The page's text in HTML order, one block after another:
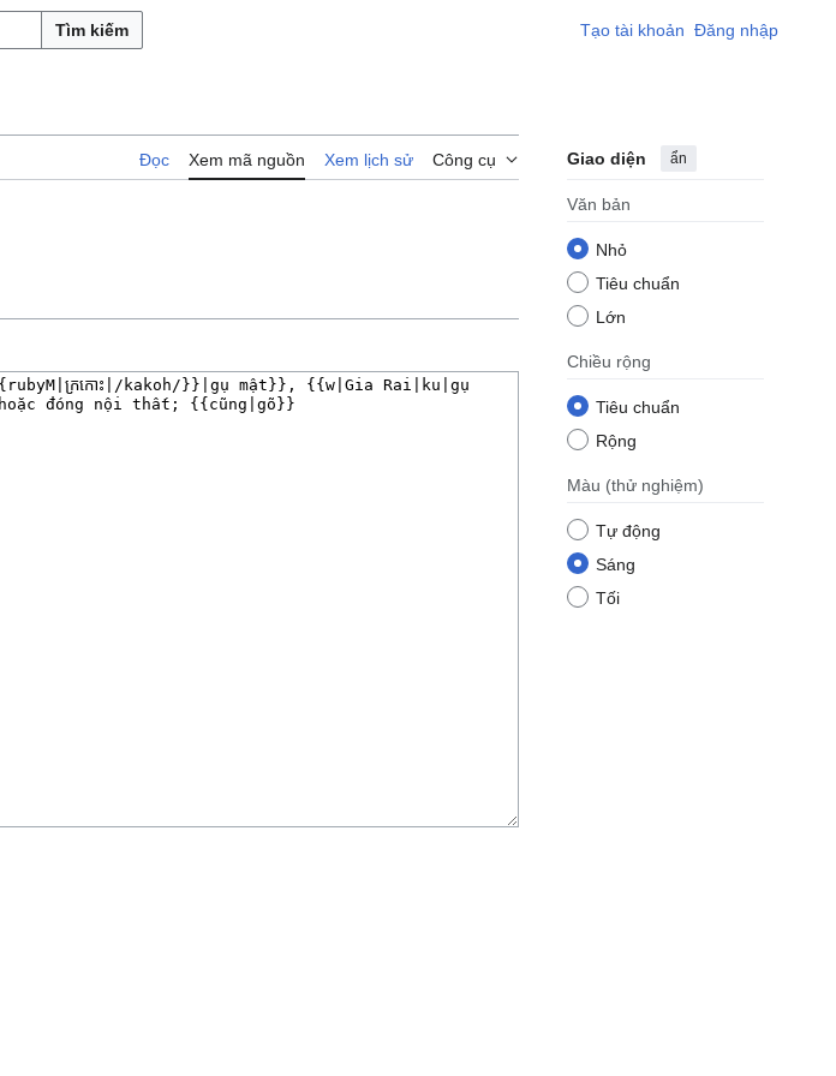
Tìm kiếm Tạo tài khoản Đăng nhập
Đọc Xem mã nguồn Xem lịch sử Công cụ Giao diện ẩn
Văn bản
Nhỏ
Tiêu chuẩn
Lớn
Chiều rộng
Tiêu chuẩn
Rộng
Màu (thử nghiệm)
Tự động
Sáng
Tối